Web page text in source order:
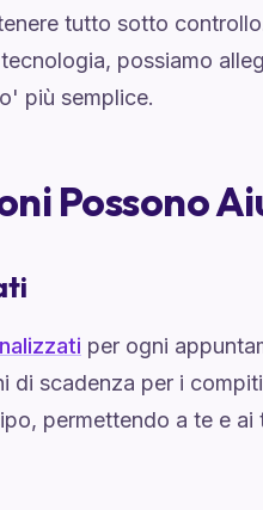
tutto sotto
possiamo
più semplice.
Possono
per ogni
di scadenza per i
permettendo a te e ai